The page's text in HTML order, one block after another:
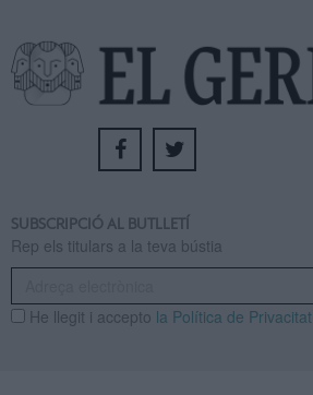
SUBSCRIPCIÓ AL BUTLLETÍ
Rep els titulars a la teva bústia
He llegit i accepto la Política de Privacitat